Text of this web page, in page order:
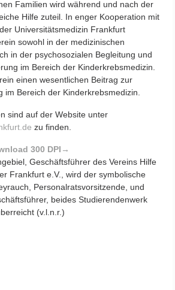
Familien wird während und nach der
Hilfe zuteil. In enger Kooperation mit
Universitätsmedizin Frankfurt
sowohl in der medizinischen
in der psychosozialen Begleitung und
im Bereich der Kinderkrebsmedizin.
einen wesentlichen Beitrag zur
im Bereich der Kinderkrebsmedizin.
sind auf der Website unter
zu finden.
300 DPI→
Geschäftsführer des Vereins Hilfe
Frankfurt e.V., wird der symbolische
Personalratsvorsitzende, und
beides Studierendenwerk
(v.l.n.r.)